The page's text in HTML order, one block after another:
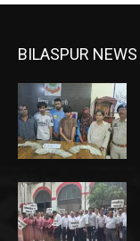
BILASPUR NEWS